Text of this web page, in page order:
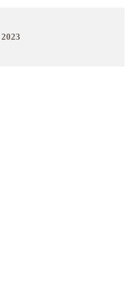
2023